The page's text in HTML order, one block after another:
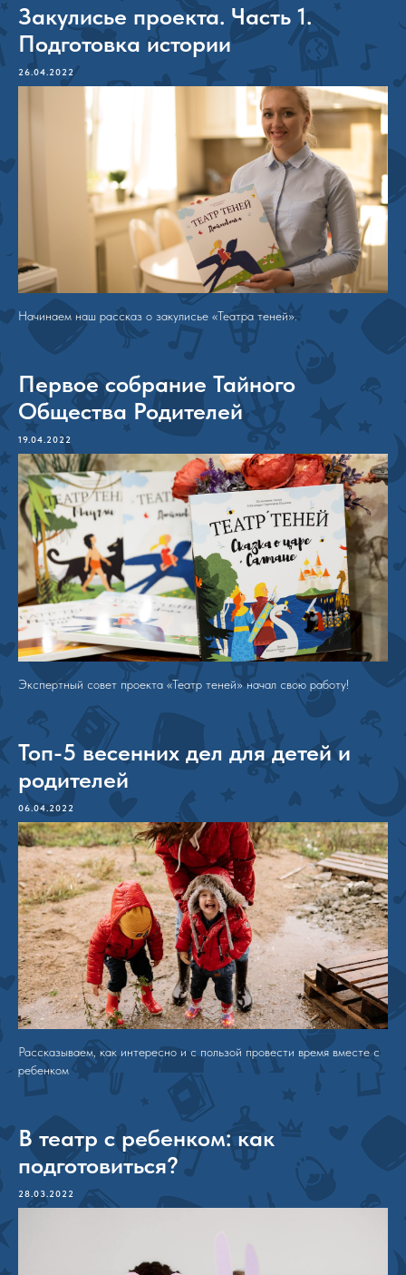
Закулисье проекта. Часть 1.
Подготовка истории
26.04.2022
Начинаем наш рассказ о закулисье «Театра теней».
Первое собрание Тайного
Общества Родителей
19.04.2022
Экспертный совет проекта «Театр теней» начал свою работу!
Топ-5 весенних дел для детей и
родителей
06.04.2022
Рассказываем, как интересно и с пользой провести время вместе с
ребенком
В театр с ребенком: как
подготовиться?
28.03.2022